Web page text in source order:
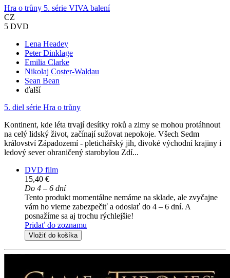
Hra o trůny 5. série VIVA balení
CZ
5 DVD
Lena Headey
Peter Dinklage
Emilia Clarke
Nikolaj Coster-Waldau
Sean Bean
ďalší
5. diel série Hra o trůny
Kontinent, kde léta trvají desítky roků a zimy se mohou protáhnout
na celý lidský život, začínají sužovat nepokoje. Všech Sedm
království Západozemí - pletichářský jih, divoké východní krajiny i
ledový sever ohraničený starobylou Zdí...
DVD film
15,40 €
Do 4 – 6 dní
Tento produkt momentálne nemáme na sklade, ale zvyčajne
vám ho vieme zabezpečiť a odoslať do 4 – 6 dní. A
posnažíme sa aj trochu rýchlejšie!
Pridať do zoznamu
Vložiť do košíka